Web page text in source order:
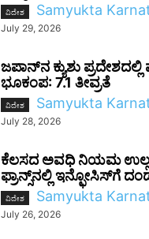
ವಿದೇಶ Samyukta
July 29, 2026
ಜಪಾನ್‌ನ ಕ್ಯುಶು ಪ್ರದೇಶದಲ್ಲಿ
ಭೂಕಂಪ: 7.1 ತೀವ್ರತೆ
ವಿದೇಶ Samyukta
July 28, 2026
ಕೆಲಸದ ಅವಧಿ ನಿಯಮ
ಫ್ರಾನ್ಸ್‌ನಲ್ಲಿ ಇನ್ಫೋಸಿಸ್‌ಗೆ
ವಿದೇಶ Samyukta
July 26, 2026